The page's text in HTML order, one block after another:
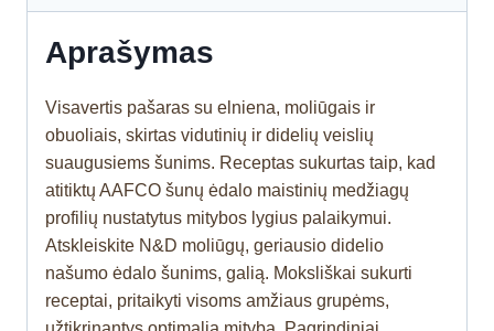
Aprašymas
Visavertis pašaras su elniena, moliūgais ir
obuoliais, skirtas vidutinių ir didelių veislių
suaugusiems šunims. Receptas sukurtas taip, kad
atitiktų AAFCO šunų ėdalo maistinių medžiagų
profilių nustatytus mitybos lygius palaikymui.
Atskleiskite N&D moliūgų, geriausio didelio
našumo ėdalo šunims, galią. Moksliškai sukurti
receptai, pritaikyti visoms amžiaus grupėms,